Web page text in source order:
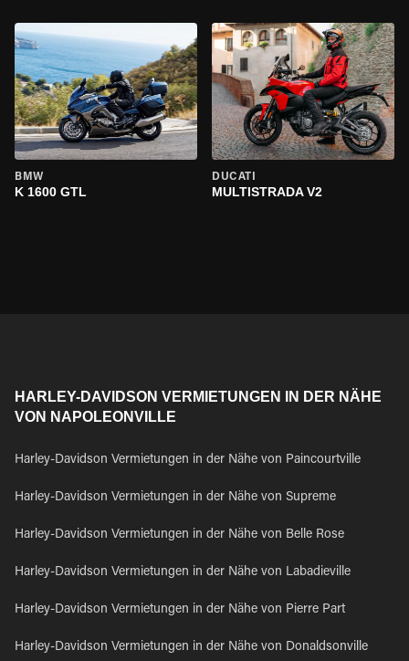
BMW
K 1600 GTL
DUCATI
MULTISTRADA V2
HARLEY-DAVIDSON VERMIETUNGEN IN DER NÄHE
VON NAPOLEONVILLE
Harley-Davidson Vermietungen in der Nähe von Paincourtville
Harley-Davidson Vermietungen in der Nähe von Supreme
Harley-Davidson Vermietungen in der Nähe von Belle Rose
Harley-Davidson Vermietungen in der Nähe von Labadieville
Harley-Davidson Vermietungen in der Nähe von Pierre Part
Harley-Davidson Vermietungen in der Nähe von Donaldsonville